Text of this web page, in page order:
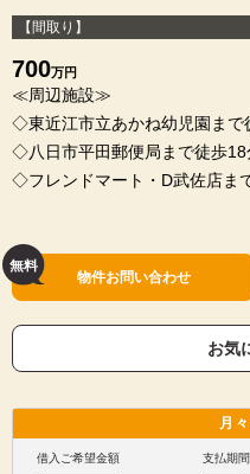
【間取り】
700万円
≪周辺施設≫
◇東近江市立あかね幼児園まで
◇八日市平田郵便局まで徒歩18
◇フレンドマート・D武佐店ま
物件お問い合わせ
お気
月
借入ご希望金額 支払期間